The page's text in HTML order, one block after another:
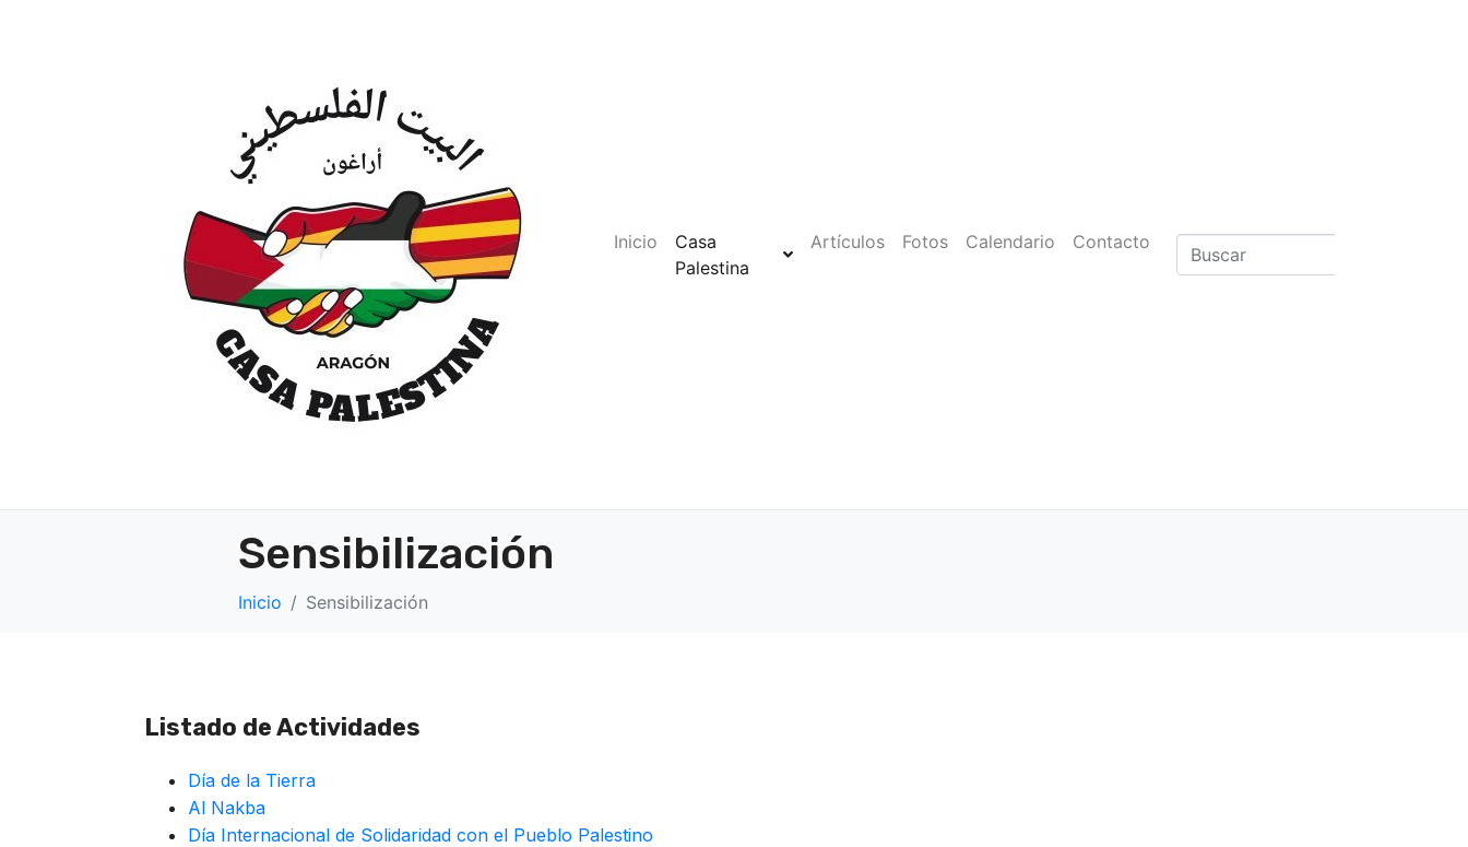
Inicio
Casa
Palestina
Artículos Fotos Calendario Contacto
Sensibilización
Inicio Sensibilización
Listado de Actividades
Día de la Tierra
Al Nakba
Día Internacional de Solidaridad con el Pueblo Palestino